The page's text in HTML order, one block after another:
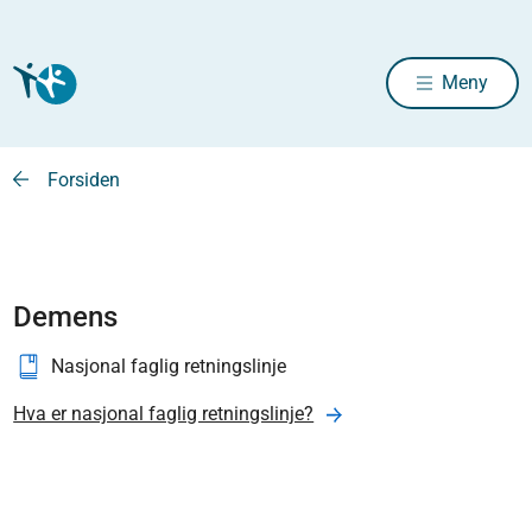
Meny
Forsiden
Demens
Nasjonal faglig retningslinje
Hva er nasjonal faglig retningslinje?